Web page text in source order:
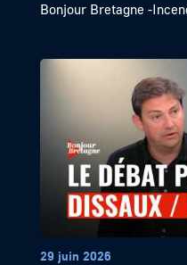
Bonjour Bretagne -
29 juin 2026